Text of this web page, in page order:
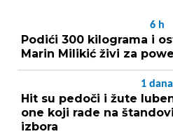
6 h
Podići 300 kilograma i
Marin Milikić živi za
1 dana
Hit su pedoči i žute
one koji rade na
izbora